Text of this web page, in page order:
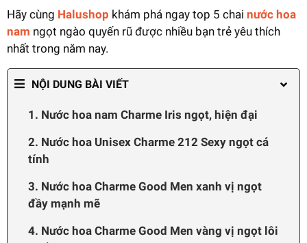
Hãy cùng Halushop khám phá ngay top 5 chai nước hoa
nam ngọt ngào quyến rũ được nhiều bạn trẻ yêu thích
nhất trong năm nay.
NỘI DUNG BÀI VIẾT
1. Nước hoa nam Charme Iris ngọt, hiện đại
2. Nước hoa Unisex Charme 212 Sexy ngọt cá
tính
3. Nước hoa Charme Good Men xanh vị ngọt
đầy mạnh mẽ
4. Nước hoa Charme Good Men vàng vị ngọt lôi